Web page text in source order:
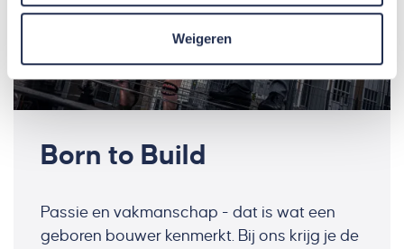
Weigeren
Born to Build
Passie en vakmanschap - dat is wat een
geboren bouwer kenmerkt. Bij ons krijg je de